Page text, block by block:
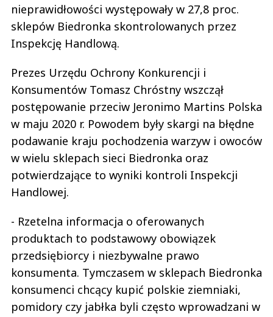
nieprawidłowości występowały w 27,8 proc.
sklepów Biedronka skontrolowanych przez
Inspekcję Handlową.
Prezes Urzędu Ochrony Konkurencji i
Konsumentów Tomasz Chróstny wszczął
postępowanie przeciw Jeronimo Martins Polska
w maju 2020 r. Powodem były skargi na błędne
podawanie kraju pochodzenia warzyw i owoców
w wielu sklepach sieci Biedronka oraz
potwierdzające to wyniki kontroli Inspekcji
Handlowej.
- Rzetelna informacja o oferowanych
produktach to podstawowy obowiązek
przedsiębiorcy i niezbywalne prawo
konsumenta. Tymczasem w sklepach Biedronka
konsumenci chcący kupić polskie ziemniaki,
pomidory czy jabłka byli często wprowadzani w